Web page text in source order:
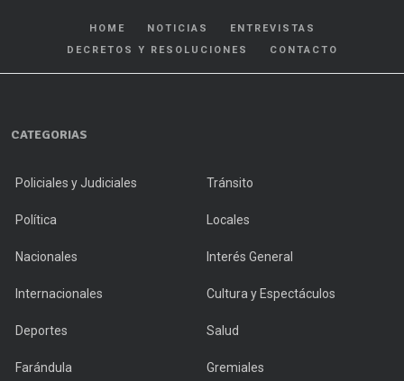
HOME NOTICIAS
ENTREVISTAS
DECRETOS Y RESOLUCIONES
CONTACTO
CATEGORIAS
Policiales y Judiciales Tránsito
Política Locales
Nacionales Interés General
Internacionales Cultura y Espectáculos
Deportes Salud
Farándula Gremiales